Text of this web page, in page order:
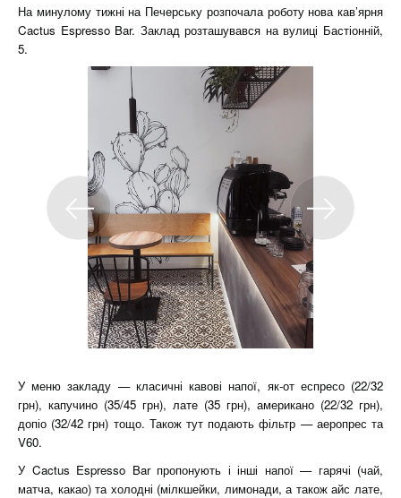
На минулому тижні на Печерську розпочала роботу нова кав’ярня
Cactus Espresso Bar. Заклад розташувався на вулиці Бастіонній,
5.
У меню закладу — класичні кавові напої, як-от еспресо (22/32
грн), капучино (35/45 грн), лате (35 грн), американо (22/32 грн),
допіо (32/42 грн) тощо. Також тут подають фільтр — аеропрес та
V60.
У Cactus Espresso Bar пропонують і інші напої — гарячі (чай,
матча, какао) та холодні (мілкшейки, лимонади, а також айс лате,